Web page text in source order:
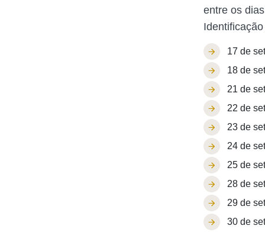
entre os
17 de
18 de
21 de
22 de
23 de
24 de
25 de
28 de
29 de
30 de